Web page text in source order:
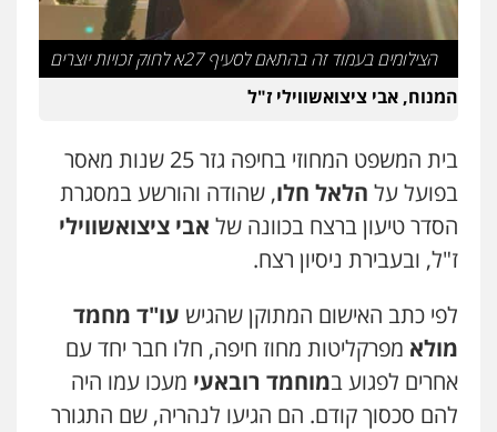
0526885006
עו"ד שלי גורביץ – לוי
משפט פלילי פשיעה חמורה
משרד עורכי דין חן ברוך
פלילי דיני תעבורה מעצרים וחקירות
0505078733
עו"ד קארין לגטיוי
פלילי פשיעה חמורה מעצרים וחקירות
0507446995
הצילומים בעמוד זה בהתאם לסעיף 27א לחוק זכויות יוצרים
המנוח, אבי ציצואשווילי ז"ל
בית המשפט המחוזי בחיפה גזר 25 שנות מאסר
בפועל על הלאל חלו, שהודה והורשע במסגרת
הסדר טיעון ברצח בכוונה של אבי ציצואשווילי
ז"ל, ובעבירת ניסיון רצח.
לפי כתב האישום המתוקן שהגיש עו"ד מחמד
מולא מפרקליטות מחוז חיפה, חלו חבר יחד עם
אחרים לפגוע במוחמד רובאעי מעכו עמו היה
להם סכסוך קודם. הם הגיעו לנהריה, שם התגורר